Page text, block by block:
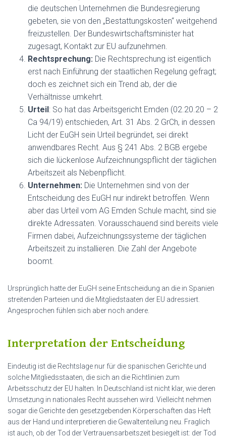
die deutschen Unternehmen die Bundesregierung
gebeten, sie von den „Bestattungskosten“ weitgehend
freizustellen. Der Bundeswirtschaftsminister hat
zugesagt, Kontakt zur EU aufzunehmen.
Rechtsprechung: Die Rechtsprechung ist eigentlich
erst nach Einführung der staatlichen Regelung gefragt;
doch es zeichnet sich ein Trend ab, der die
Verhältnisse umkehrt.
Urteil: So hat das Arbeitsgericht Emden (02.20.20 – 2
Ca 94/19) entschieden, Art. 31 Abs. 2 GrCh, in dessen
Licht der EuGH sein Urteil begründet, sei direkt
anwendbares Recht. Aus § 241 Abs. 2 BGB ergebe
sich die lückenlose Aufzeichnungspflicht der täglichen
Arbeitszeit als Nebenpflicht.
Unternehmen: Die Unternehmen sind von der
Entscheidung des EuGH nur indirekt betroffen. Wenn
aber das Urteil vom AG Emden Schule macht, sind sie
direkte Adressaten. Vorausschauend sind bereits viele
Firmen dabei, Aufzeichnungssysteme der täglichen
Arbeitszeit zu installieren. Die Zahl der Angebote
boomt.
Ursprünglich hatte der EuGH seine Entscheidung an die in Spanien
streitenden Parteien und die Mitgliedstaaten der EU adressiert.
Angesprochen fühlen sich aber noch andere.
Interpretation der Entscheidung
Eindeutig ist die Rechtslage nur für die spanischen Gerichte und
solche Mitgliedsstaaten, die sich an die Richtlinien zum
Arbeitsschutz der EU halten. In Deutschland ist nicht klar, wie deren
Umsetzung in nationales Recht aussehen wird. Vielleicht nehmen
sogar die Gerichte den gesetzgebenden Körperschaften das Heft
aus der Hand und interpretieren die Gewaltenteilung neu. Fraglich
ist auch, ob der Tod der Vertrauensarbeitszeit besiegelt ist: der Tod